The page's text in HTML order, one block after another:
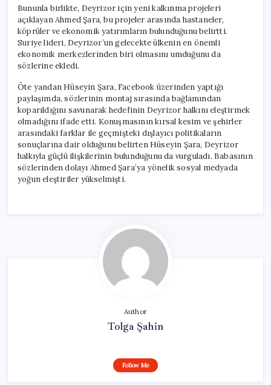
Bununla birlikte, Deyrizor için yeni kalkınma projeleri
açıklayan Ahmed Şara, bu projeler arasında hastaneler,
köprüler ve ekonomik yatırımların bulunduğunu belirtti.
Suriye lideri, Deyrizor’un gelecekte ülkenin en önemli
ekonomik merkezlerinden biri olmasını umduğunu da
sözlerine ekledi.
Öte yandan Hüseyin Şara, Facebook üzerinden yaptığı
paylaşımda, sözlerinin montaj sırasında bağlamından
koparıldığını savunarak hedefinin Deyrizor halkını eleştirmek
olmadığını ifade etti. Konuşmasının kırsal kesim ve şehirler
arasındaki farklar ile geçmişteki dışlayıcı politikaların
sonuçlarına dair olduğunu belirten Hüseyin Şara, Deyrizor
halkıyla güçlü ilişkilerinin bulunduğunu da vurguladı. Babasının
sözlerinden dolayı Ahmed Şara’ya yönelik sosyal medyada
yoğun eleştiriler yükselmişti.
Author
Tolga Şahin
Follow Me